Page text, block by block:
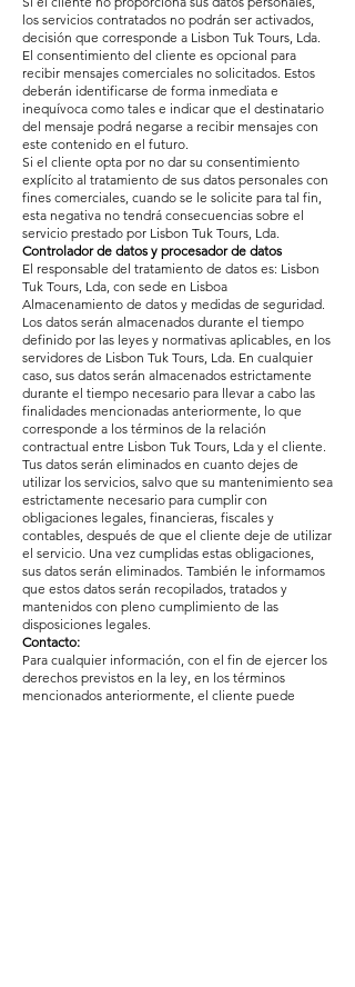
los servicios contratados no podrán ser activados,
decisión que corresponde a Lisbon Tuk Tours, Lda.
El consentimiento del cliente es opcional para
recibir mensajes comerciales no solicitados. Estos
deberán identificarse de forma inmediata e
inequívoca como tales e indicar que el destinatario
del mensaje podrá negarse a recibir mensajes con
este contenido en el futuro.
Si el cliente opta por no dar su consentimiento
explícito al tratamiento de sus datos personales con
fines comerciales, cuando se le solicite para tal fin,
esta negativa no tendrá consecuencias sobre el
servicio prestado por Lisbon Tuk Tours, Lda.
Controlador de datos y procesador de datos
El responsable del tratamiento de datos es: Lisbon
Tuk Tours, Lda, con sede en Lisboa
Almacenamiento de datos y medidas de seguridad.
Los datos serán almacenados durante el tiempo
definido por las leyes y normativas aplicables, en los
servidores de Lisbon Tuk Tours, Lda. En cualquier
caso, sus datos serán almacenados estrictamente
durante el tiempo necesario para llevar a cabo las
finalidades mencionadas anteriormente, lo que
corresponde a los términos de la relación
contractual entre Lisbon Tuk Tours, Lda y el cliente.
Tus datos serán eliminados en cuanto dejes de
utilizar los servicios, salvo que su mantenimiento sea
estrictamente necesario para cumplir con
obligaciones legales, financieras, fiscales y
contables, después de que el cliente deje de utilizar
el servicio. Una vez cumplidas estas obligaciones,
sus datos serán eliminados. También le informamos
que estos datos serán recopilados, tratados y
mantenidos con pleno cumplimiento de las
disposiciones legales.
Contacto:
Para cualquier información, con el fin de ejercer los
derechos previstos en la ley, en los términos
mencionados anteriormente, el cliente puede